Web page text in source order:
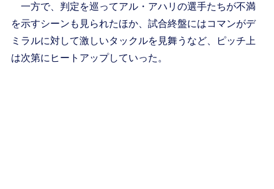
一方で、判定を巡ってアル・アハリの選手たちが不満
を示すシーンも見られたほか、試合終盤にはコマンがデ
ミラルに対して激しいタックルを見舞うなど、ピッチ上
は次第にヒートアップしていった。